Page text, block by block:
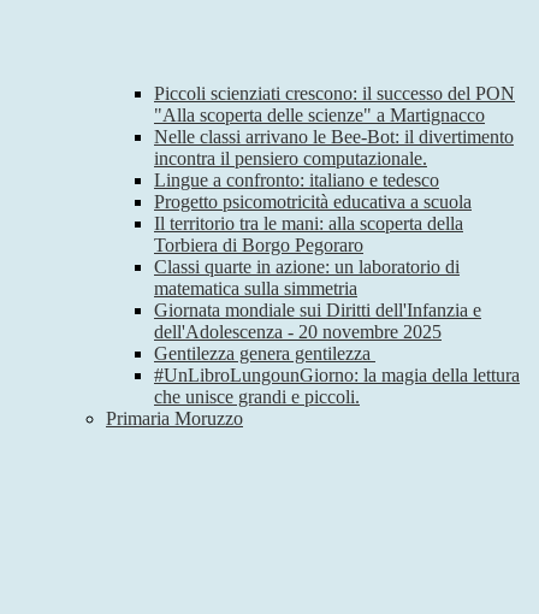
Piccoli scienziati crescono: il successo del PON
"Alla scoperta delle scienze" a Martignacco
Nelle classi arrivano le Bee-Bot: il divertimento
incontra il pensiero computazionale.
Lingue a confronto: italiano e tedesco
Progetto psicomotricità educativa a scuola
Il territorio tra le mani: alla scoperta della
Torbiera di Borgo Pegoraro
Classi quarte in azione: un laboratorio di
matematica sulla simmetria
Giornata mondiale sui Diritti dell'Infanzia e
dell'Adolescenza - 20 novembre 2025
Gentilezza genera gentilezza
#UnLibroLungounGiorno: la magia della lettura
che unisce grandi e piccoli.
Primaria Moruzzo